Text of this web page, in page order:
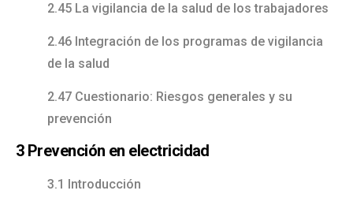
2.45 La vigilancia de la salud de los trabajadores
2.46 Integración de los programas de vigilancia
de la salud
2.47 Cuestionario: Riesgos generales y su
prevención
3 Prevención en electricidad
3.1 Introducción